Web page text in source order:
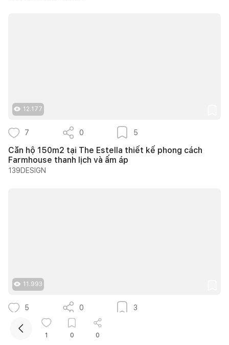
12.177
7 0 5
Căn hộ 150m2 tại The Estella thiết kế phong cách
Farmhouse thanh lịch và ấm áp
139DESIGN
11.993
5 0 3
Trình Cà Phê - Khi những vật liệu cũ được kể lại bằng
một ngôn ngữ thiết kế mới
1 0 0